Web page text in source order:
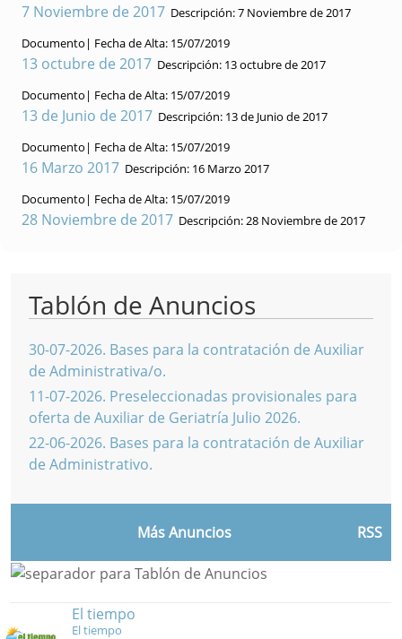
7 Noviembre de 2017 Descripción:7 Noviembre de 2017
Documento| Fecha de Alta: 15/07/2019
13 octubre de 2017 Descripción: 13 octubre de 2017
Documento| Fecha de Alta: 15/07/2019
13 de Junio de 2017 Descripción: 13 de Junio de 2017
Documento| Fecha de Alta: 15/07/2019
16 Marzo 2017 Descripción: 16 Marzo 2017
Documento| Fecha de Alta: 15/07/2019
28 Noviembre de 2017 Descripción:28 Noviembre de 2017
Tablón de Anuncios
30-07-2026. Bases para la contratación de Auxiliar
de Administrativa/o.
11-07-2026. Preseleccionadas provisionales para
oferta de Auxiliar de Geriatría Julio 2026.
22-06-2026. Bases para la contratación de Auxiliar
de Administrativo.
Más Anuncios RSS
El tiempo
El tiempo